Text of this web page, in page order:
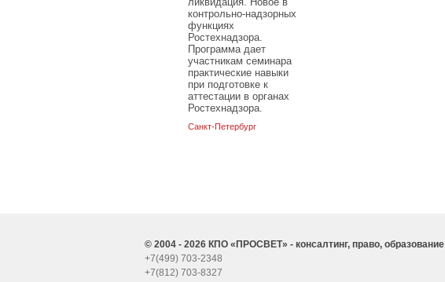
контрольно-надзорных
функциях
Ростехнадзора.
Программа дает
участникам семинара
практические навыки
при подготовке к
аттестации в органах
Ростехнадзора.
Санкт-Петербург
© 2004 - 2026 КПО «ПРОСВЕТ» - консалтинг, право, образование
+7(499) 703-2348
+7(812) 703-8327